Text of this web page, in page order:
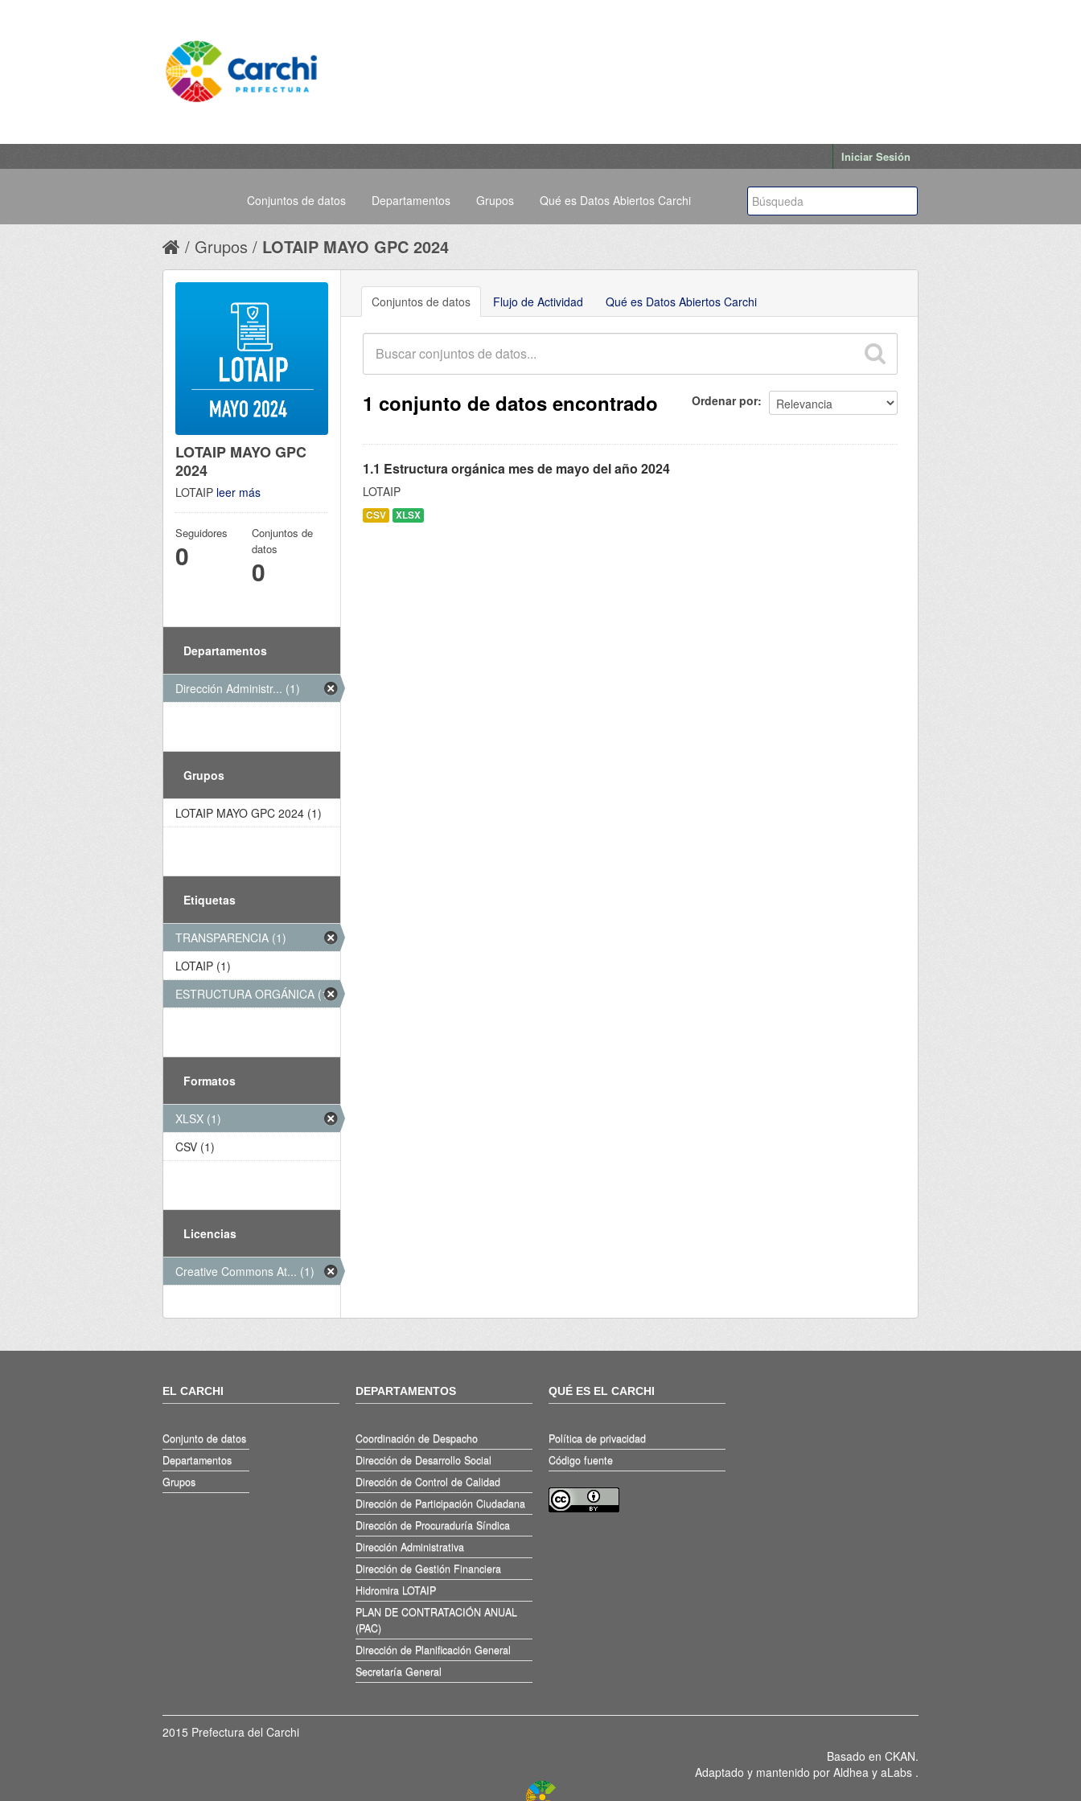
Iniciar Sesión
Conjuntos de datos Departamentos Grupos Qué es Datos Abiertos Carchi
Grupos LOTAIP MAYO GPC 2024
Conjuntos de datos Flujo de Actividad Qué es Datos Abiertos Carchi
Ordenar por
1 conjunto de datos encontrado
1.1 Estructura orgánica mes de mayo del año 2024
LOTAIP
CSV XLSX
LOTAIP MAYO GPC
2024
LOTAIP leer más
Seguidores
0
Conjuntos de
datos
0
Departamentos
Dirección Administr... (1)
Grupos
LOTAIP MAYO GPC 2024 (1)
Etiquetas
TRANSPARENCIA (1)
LOTAIP (1)
ESTRUCTURA ORGÁNICA (1)
Formatos
XLSX (1)
CSV (1)
Licencias
Creative Commons At... (1)
EL CARCHI
Conjunto de datos
Departamentos
Grupos
DEPARTAMENTOS
Coordinación de Despacho
Dirección de Desarrollo Social
Dirección de Control de Calidad
Dirección de Participación Ciudadana
Dirección de Procuraduría Síndica
Dirección Administrativa
Dirección de Gestión Financiera
Hidromira LOTAIP
PLAN DE CONTRATACIÓN ANUAL
(PAC)
Dirección de Planificación General
Secretaría General
QUÉ ES EL CARCHI
Política de privacidad
Código fuente
2015 Prefectura del Carchi
Basado en CKAN.
Adaptado y mantenido por Aldhea y aLabs .